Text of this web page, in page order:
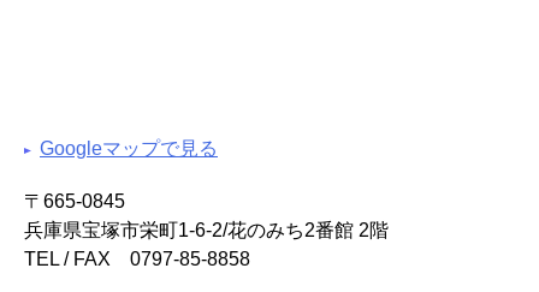
Googleマップで見る
〒665-0845
兵庫県宝塚市栄町1-6-2/花のみち2番館 2階
TEL / FAX 0797-85-8858